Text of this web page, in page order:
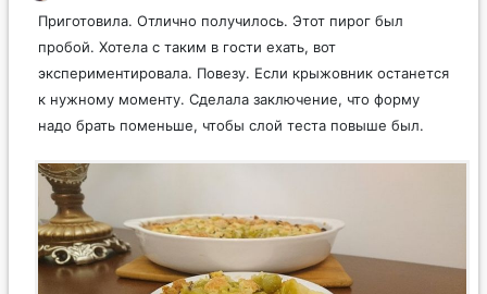
Приготовила. Отлично получилось. Этот пирог был
пробой. Хотела с таким в гости ехать, вот
экспериментировала. Повезу. Если крыжовник останется
к нужному моменту. Сделала заключение, что форму
надо брать поменьше, чтобы слой теста повыше был.